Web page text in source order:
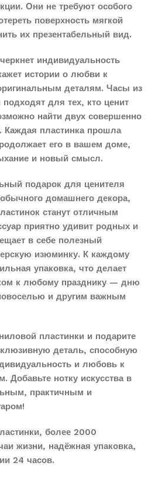
Они не требуют особого
поверхность мягкой
их презентабельный вид.
индивидуальность
истории о любви к
деталям. Часы из
для тех, кто ценит
найти двух совершенно
пластинка прошла
его в вашем доме,
и новый смысл.
подарок для ценителя
домашнего декора,
станут отличным
приятно удивит родных и
в себе полезный
изюминку. К каждому
упаковка, что делает
к любому празднику — дню
и другим важным
пластинки и подарите
деталь, способную
и любовь к
Добавьте нотку искусства в
практичным и
более 2000
жизни, надёжная упаковка,
24 часов.